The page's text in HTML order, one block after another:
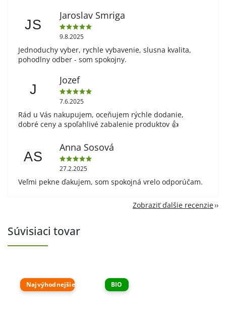
JS
Jaroslav Smriga
9.8.2025
Jednoduchy vyber, rychle vybavenie, slusna kvalita,
pohodlny odber - som spokojny.
J
Jozef
7.6.2025
Rád u Vás nakupujem, oceňujem rýchle dodanie,
dobré ceny a spoľahlivé zabalenie produktov 👍
AS
Anna Sosová
27.2.2025
Veľmi pekne ďakujem, som spokojná vrelo odporúčam.
Zobraziť ďalšie recenzie
Súvisiaci tovar
Najvýhodnejšie BIO